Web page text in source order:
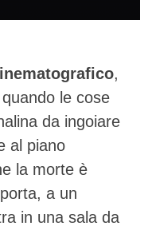
,
le cose
da ingoiare
al piano
la morte è
a un
in una sala da